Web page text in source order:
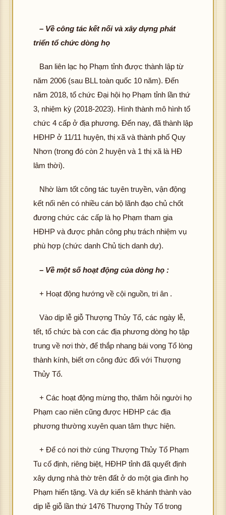
– Về công tác kết nối và xây dựng phát
triển tổ chức dòng họ
Ban liên lạc họ Phạm tỉnh được thành lập từ
năm 2006 (sau BLL toàn quốc 10 năm). Đến
năm 2018, tổ chức Đại hội họ Phạm tỉnh lần thứ
3, nhiệm kỳ (2018-2023). Hình thành mô hình tổ
chức 4 cấp ở địa phương. Đến nay, đã thành lập
HĐHP ở 11/11 huyện, thị xã và thành phố Quy
Nhơn (trong đó còn 2 huyện và 1 thị xã là HĐ
lâm thời).
Nhờ làm tốt công tác tuyên truyền, vận động
kết nối nên có nhiều cán bộ lãnh đạo chủ chốt
đương chức các cấp là họ Phạm tham gia
HĐHP và được phân công phụ trách nhiệm vụ
phù hợp (chức danh Chủ tịch danh dự).
– Về một số hoạt động của dòng họ :
+ Hoạt động hướng về cội nguồn, tri ân .
Vào dịp lễ giỗ Thượng Thủy Tổ, các ngày lễ,
tết, tổ chức bà con các địa phương dòng họ tập
trung về nơi thờ, để thắp nhang bái vọng Tổ lòng
thành kính, biết ơn công đức đối với Thượng
Thủy Tổ.
+ Các hoạt động mừng thọ, thăm hỏi người họ
Phạm cao niên cũng được HĐHP các địa
phương thường xuyên quan tâm thực hiện.
+ Để có nơi thờ cúng Thượng Thủy Tổ Phạm
Tu cố định, riêng biệt, HĐHP tỉnh đã quyết định
xây dựng nhà thờ trên đất ở do một gia đình họ
Phạm hiến tặng. Và dự kiến sẽ khánh thành vào
dịp lễ giỗ lần thứ 1476 Thượng Thủy Tổ trong